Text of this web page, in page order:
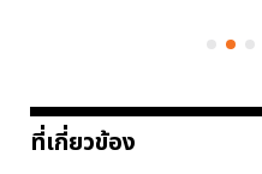
ที่เกี่ยวข้อง